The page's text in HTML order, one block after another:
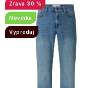
30 %
Novinka
Výpredaj